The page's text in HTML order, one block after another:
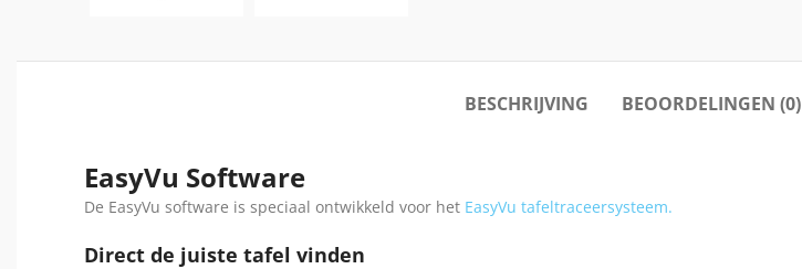
BESCHRIJVING BEOORDELINGEN (0)
EasyVu Software
De EasyVu software is speciaal ontwikkeld voor het EasyVu tafeltraceersysteem.
Direct de juiste tafel vinden